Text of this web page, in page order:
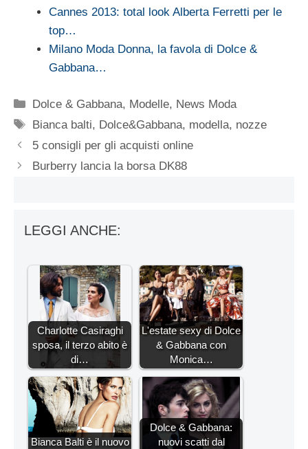
Cannes 2013: total look Alberta Ferretti per le
top…
Milano Moda Donna, la favola di Dolce &
Gabbana…
Categorie
Dolce & Gabbana, Modelle, News Moda
Tag
Bianca balti, Dolce&Gabbana, modella, nozze
5 consigli per gli acquisti online
Burberry lancia la borsa DK88
LEGGI ANCHE:
Charlotte Casiraghi
sposa, il terzo abito è
di…
L'estate sexy di Dolce
& Gabbana con
Monica…
Bianca Balti è il nuovo
Dolce & Gabbana:
nuovi scatti dal